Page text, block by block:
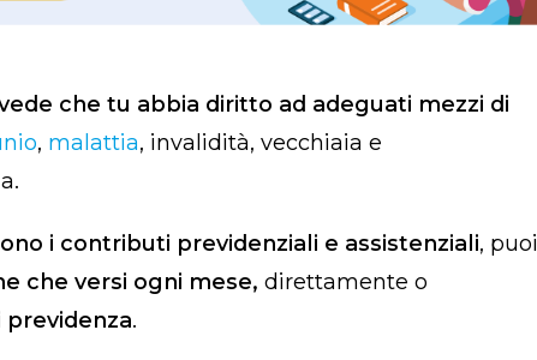
che tu abbia diritto ad adeguati mezzi di
, malattia, invalidità, vecchiaia e
i contributi previdenziali e assistenziali, puoi
che versi ogni mese, direttamente o
previdenza.